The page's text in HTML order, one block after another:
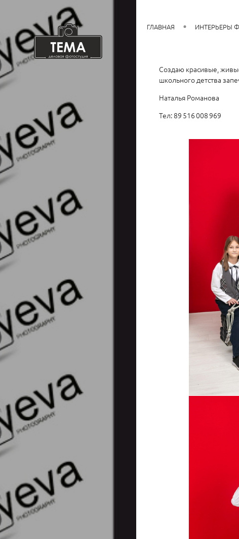
ГЛАВНАЯ ИНТЕРЬЕРЫ
Создаю красивые,
школьного детства
Наталья Романова
Тел: 89 516 008 969